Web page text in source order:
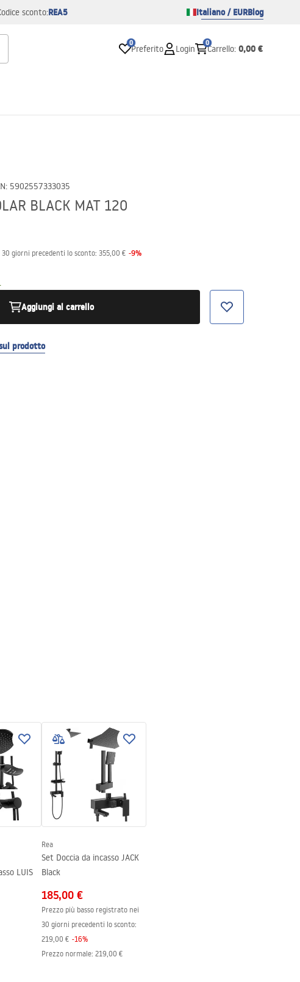
sconto:REA5 Italiano / EURBlog
0
Preferito Login
0
Carrello: 0,00 €
: 5902557333035
BLACK MAT 120
giorni precedenti lo sconto: 355,00 € -9%
Aggiungi al carrello
prodotto
LUIS
Rea
Set Doccia da incasso JACK
Black
185,00 €
Prezzo più basso registrato nei
30 giorni precedenti lo sconto:
219,00 € -16%
Prezzo normale: 219,00 €